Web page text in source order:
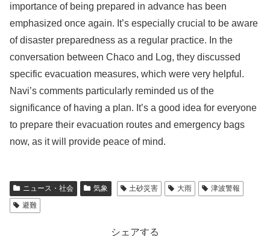
importance of being prepared in advance has been
emphasized once again. It’s especially crucial to be aware
of disaster preparedness as a regular practice. In the
conversation between Chaco and Log, they discussed
specific evacuation measures, which were very helpful.
Navi’s comments particularly reminded us of the
significance of having a plan. It’s a good idea for everyone
to prepare their evacuation routes and emergency bags
now, as it will provide peace of mind.
ニュース・社会 気象 土砂災害 大雨
津波警報
避難
シェアする